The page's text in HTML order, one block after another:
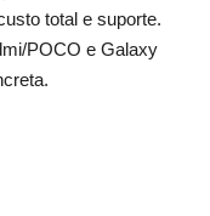
total e suporte.
POCO e Galaxy